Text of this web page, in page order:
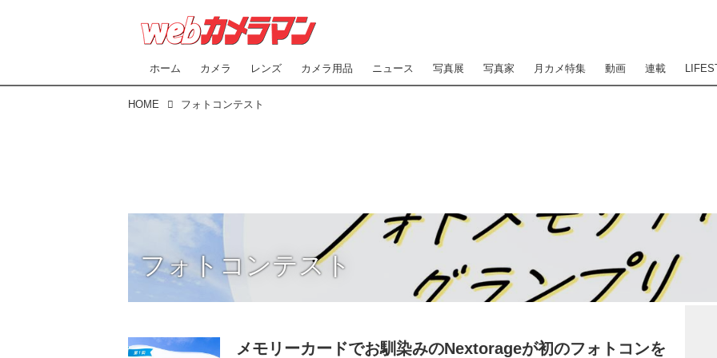
ホーム カメラ レンズ カメラ用品 ニュース 写真展 写真家 月カメ特集 動画 連載
HOME フォトコンテスト
フォトコンテスト
メモリーカードでお馴染みのNextorageが初のフォトコンを